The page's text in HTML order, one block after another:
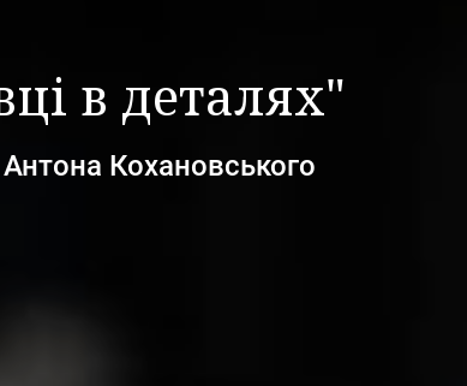
в деталях"
Кохановського